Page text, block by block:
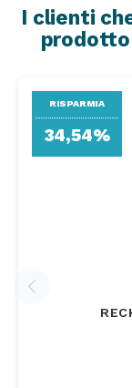
I clienti
prodotto
RISPARMIA
34,54%